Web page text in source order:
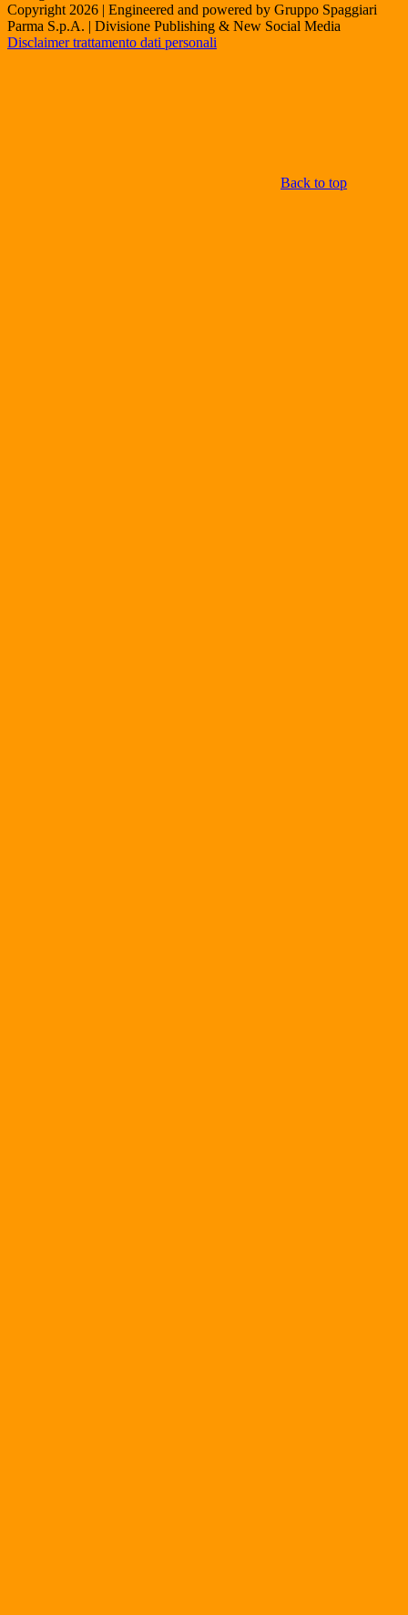
Copyright 2026 | Engineered and powered by Gruppo Spaggiari
Parma S.p.A. | Divisione Publishing & New Social Media
Disclaimer trattamento dati personali
Back to top